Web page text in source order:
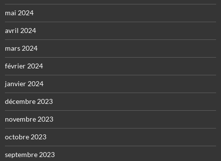
mai 2024
avril 2024
mars 2024
février 2024
janvier 2024
décembre 2023
novembre 2023
octobre 2023
septembre 2023